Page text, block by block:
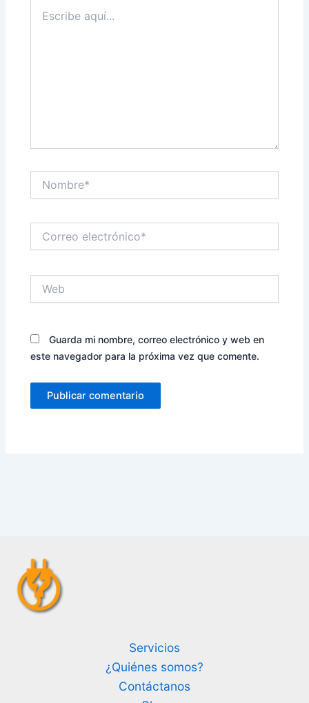
aquí...
electrónico*
Guarda mi nombre, correo electrónico y web en
este navegador para la próxima vez que comente.
Servicios
¿Quiénes somos?
Contáctanos